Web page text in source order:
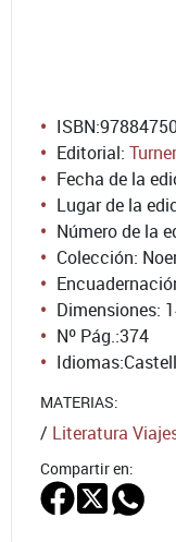
ISBN:
Editorial: Turner
Fecha de la
Lugar de la
Número de la
Colección:
Dimensiones:
Nº Pág.:374
Idiomas:
MATERIAS:
/ Literatura
Compartir en: